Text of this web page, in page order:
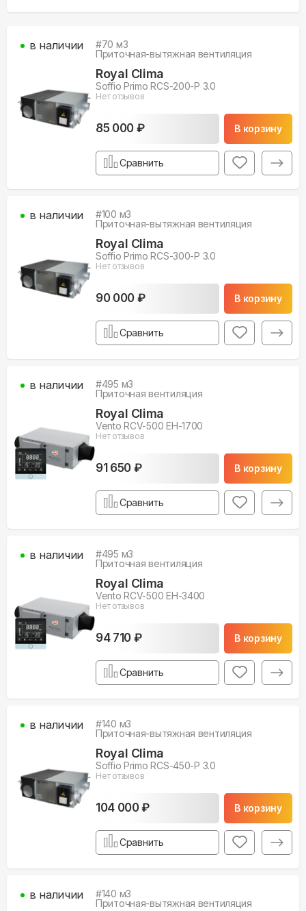
#70 м3
Приточная-вытяжная вентиляция
Royal Clima
Soffio Primo RCS-200-P 3.0
Нет отзывов
85 000 ₽ В корзину
в наличии
Сравнить
#100 м3
Приточная-вытяжная вентиляция
Royal Clima
Soffio Primo RCS-300-P 3.0
Нет отзывов
90 000 ₽ В корзину
в наличии
Сравнить
#495 м3
Приточная вентиляция
Royal Clima
Vento RCV-500 EH-1700
Нет отзывов
91 650 ₽ В корзину
в наличии
Сравнить
#495 м3
Приточная вентиляция
Royal Clima
Vento RCV-500 EH-3400
Нет отзывов
94 710 ₽ В корзину
в наличии
Сравнить
#140 м3
Приточная-вытяжная вентиляция
Royal Clima
Soffio Primo RCS-450-P 3.0
Нет отзывов
104 000 ₽ В корзину
в наличии
Сравнить
#140 м3
Приточная-вытяжная вентиляция
в наличии